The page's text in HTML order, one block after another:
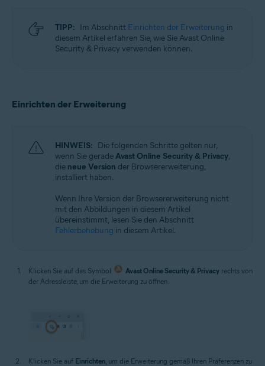
TIPP: Im Abschnitt Einrichten der Erweiterung in
diesem Artikel erfahren Sie, wie Sie Avast Online
Security & Privacy verwenden können.
Einrichten der Erweiterung
HINWEIS: Die folgenden Schritte gelten nur,
wenn Sie geradeAvast Online Security & Privacy,
die neue Version der Browsererweiterung,
installiert haben.
Wenn Ihre Version der Browsererweiterung nicht
mit den Abbildungen in diesem Artikel
übereinstimmt, lesen Sie den Abschnitt
Fehlerbehebung in diesem Artikel.
Klicken Sie auf das Symbol Avast Online Security & Privacy rechts von
der Adressleiste, um die Erweiterung zu öffnen.
Klicken Sie auf Einrichten , um die Erweiterung gemäß Ihren Präferenzen zu